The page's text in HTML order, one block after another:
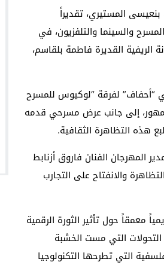
المستيري، تقديراً
والسينما والتلفزيون، في
الريفية القديرة فاطمة بلقاسم،
“أحفاف” لفرقة “لوكيوس للمسرح
إلى جانب عرض مسرحي قدمه
هذه التظاهرة الثقافية.
المهرجان الفنان فاروق أزنابط
والانفتاح على التجارب
معمقاً حول تأثير الثورة الرقمية
التي مست الخشبة
التي تطرحها التكنولوجيا